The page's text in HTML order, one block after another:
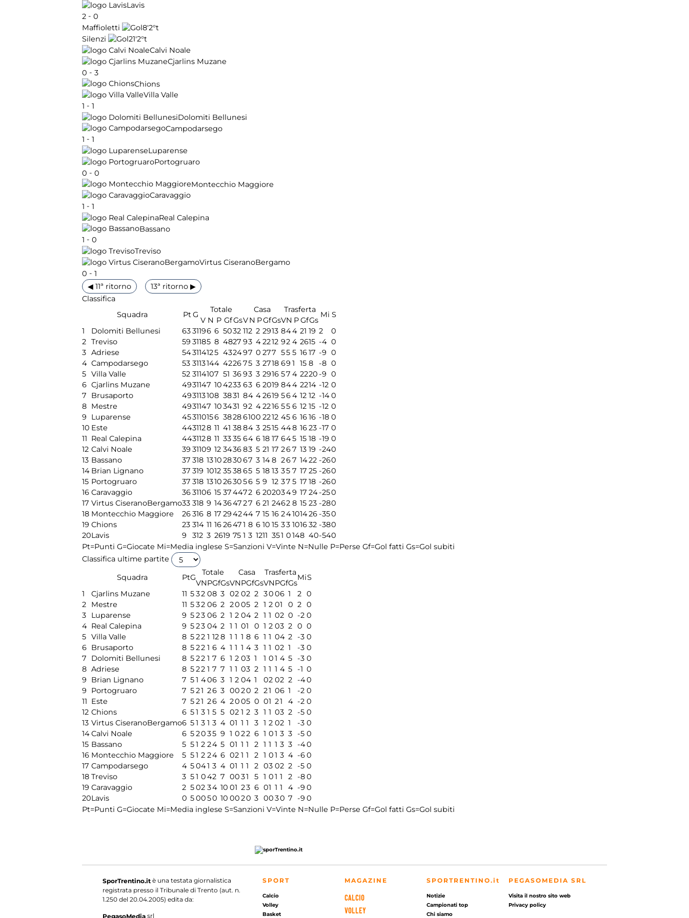
Lavis
2 - 0
Maffioletti
8'2°t
Silenzi
21'2°t
Calvi Noale
Cjarlins Muzane
0 - 3
Chions
Villa Valle
1 - 1
Dolomiti Bellunesi
Campodarsego
1 - 1
Luparense
Portogruaro
0 - 0
Montecchio Maggiore
Caravaggio
1 - 1
Real Calepina
Bassano
1 - 0
Treviso
Virtus CiseranoBergamo
0 - 1
◀ 11ª ritorno
13ª ritorno ▶
Classifica
Squadra
PtG
Totale Casa Trasferta
Mi S
V N P GfGsVN PGfGsVN PGfGs
1
Dolomiti Bellunesi 6331196 6 5032 112 2 2913 844 21 19 2
0
2 Treviso 59 31185 8 4827 93 42212 92 4 2615 -4 0
3 Adriese 543114125 432497 0 277 55 5 1617 -9 0
4 Campodarsego 53 3113144 422675 3 2718 69 1 15 8 -8 0
5 Villa Valle 52 3114107 51 3693 3 2916 57 4 2220 -9 0
6 Cjarlins Muzane 4931147 104233 63 6 2019 844 2214 -12 0
7
Brusaporto 493113108 3831 84 42619 564 12 12 -140
8 Mestre 4931147 103431 92 42216 55 6 12 15 -12 0
9
Luparense 453110156 38286100 2212 45 6 1616 -18 0
10 Este 4431128 11 41 3884 3 2515 448 1623 -17 0
11 Real Calepina 4431128 11 3335 64 6 18 17 645 15 18 -19 0
12 Calvi Noale 39 31109 12 343683 5 21 17 267 13 19 -240
13 Bassano 37 318 1310283067 3 148 267 1422 -260
14 Brian Lignano 37 319 1012 353865 5 18 13 35 7 17 25 -260
15 Portogruaro 37 318 1310263056 5 9 12 37 5 17 18 -260
16 Caravaggio 3631106 15 374472 6 2020349 17 24-250
17 Virtus CiseranoBergamo33 318 9 14364727 6 21 2462 8 15 23 -280
18 Montecchio Maggiore 26316 8 17 294244 7 15 16 24101426 -350
19 Chions 23 314 11 1626471 8 6 10 15 33 101632 -380
20Lavis 9 312 3 2619 75 1 3 1211 351 0148 40-540
Pt=Punti G=Giocate Mi=Media inglese S=Sanzioni V=Vinte N=Nulle P=Perse Gf=Gol fatti Gs=Gol subiti
Classifica ultime partite
Squadra
PtG
Totale Casa Trasferta
MiS
VNPGfGsVNPGfGsVNPGfGs
1
Cjarlins Muzane 11 532 08 3 02 02 2 3006 1 2 0
2
Mestre 11 532 06 2 2005 2 1 2 01 0 2 0
3
Luparense 9 523 06 2 1 2 04 2 1 1 02 0 -2 0
4 Real Calepina 9 523 04 2 1 1 01 0 1 2 03 2 0 0
5 Villa Valle 8 522 1 128 1 1 1 8 6 1 1 04 2 -3 0
6 Brusaporto 8 522 1 6 4 1 1 1 4 3 1 1 02 1 -3 0
7
Dolomiti Bellunesi 8 522 1 7 6 1 2 03 1 1 01 4 5 -3 0
8 Adriese 8 522 1 7 7 1 1 03 2 1 1 1 4 5 -1 0
9
Brian Lignano 7 51 406 3 1 2 04 1 02 02 2 -40
9
Portogruaro 7 521 26 3 0020 2 21 06 1 -2 0
11 Este 7 521 26 4 2005 0 01 21 4 -2 0
12 Chions 6 51 3 1 5 5 02 1 2 3 1 1 03 2 -5 0
13 Virtus CiseranoBergamo6 51 3 1 3 4 01 1 1 3 1 2 02 1 -3 0
14Calvi Noale 6 52035 9 1 022 6 1 01 3 3 -5 0
15 Bassano 5 51 2 24 5 01 1 1 2 1 1 1 3 3 -40
16 Montecchio Maggiore 5 51 2 24 6 02 1 1 2 1 01 3 4 -60
17 Campodarsego 4 5041 3 4 01 1 1 2 03 02 2 -5 0
18 Treviso 3 51 042 7 0031 5 1 01 1 2 -80
19 Caravaggio 2 502 34 10 01 23 6 01 1 1 4 -9 0
20Lavis 0 50050 10 0020 3 0030 7 -9 0
Pt=Punti G=Giocate Mi=Media inglese S=Sanzioni V=Vinte N=Nulle P=Perse Gf=Gol fatti Gs=Gol subiti
SporTrentino.it è una testata giornalistica
registrata presso il Tribunale di Trento (aut. n.
1.250 del 20.04.2005) edita da:
PegasoMedia srl
SPORT
Calcio
Volley
Basket
MAGAZINE
CALCIO
VOLLEY
SPORTRENTINO.it
Notizie
Campionati top
Chi siamo
PEGASOMEDIA SRL
Visita il nostro sito web
Privacy policy